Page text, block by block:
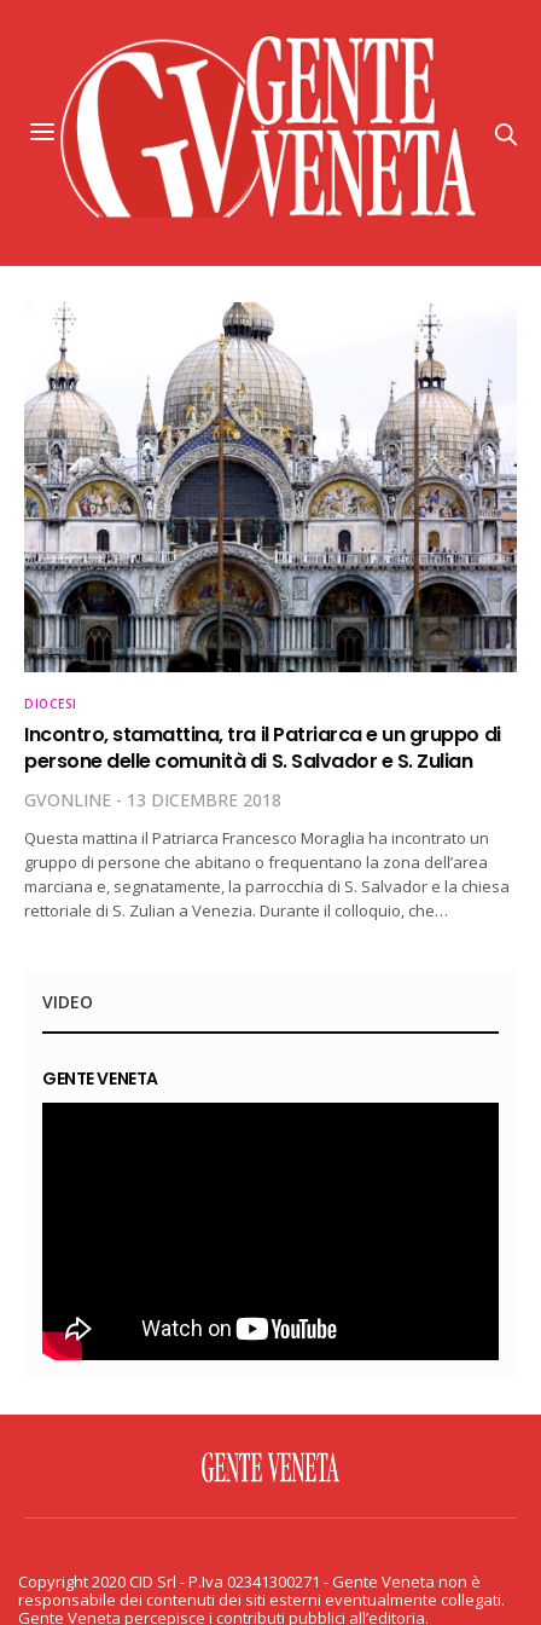
DIOCESI
Incontro, stamattina, tra il Patriarca e un gruppo di
persone delle comunità di S. Salvador e S. Zulian
GVONLINE 13 DICEMBRE 2018
Questa mattina il Patriarca Francesco Moraglia ha incontrato un
gruppo di persone che abitano o frequentano la zona dell’area
marciana e, segnatamente, la parrocchia di S. Salvador e la chiesa
rettoriale di S. Zulian a Venezia. Durante il colloquio, che…
VIDEO
GENTE VENETA
PRIVACY & COOKIE
Copyright 2020 CID Srl - P.Iva 02341300271 - Gente Veneta non è
responsabile dei contenuti dei siti esterni eventualmente collegati.
Gente Veneta percepisce i contributi pubblici all’editoria.